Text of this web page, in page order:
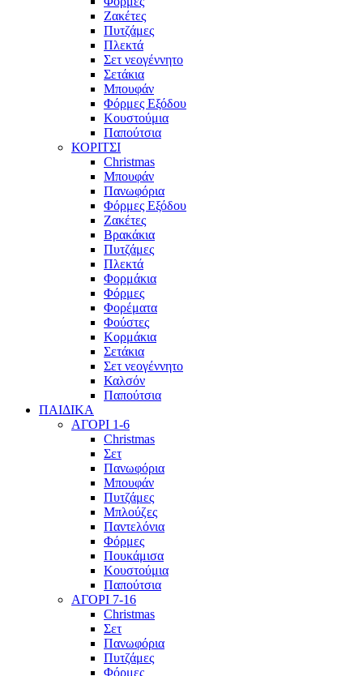
Ζακέτες
Πυτζάμες
Πλεκτά
Σετ νεογέννητο
Σετάκια
Μπουφάν
Φόρμες Εξόδου
Κουστούμια
Παπούτσια
ΚΟΡΙΤΣΙ
Christmas
Μπουφάν
Πανωφόρια
Φόρμες Εξόδου
Ζακέτες
Βρακάκια
Πυτζάμες
Πλεκτά
Φορμάκια
Φόρμες
Φορέματα
Φούστες
Κορμάκια
Σετάκια
Σετ νεογέννητο
Καλσόν
Παπούτσια
ΠΑΙΔΙΚΑ
ΑΓΟΡΙ 1-6
Christmas
Σετ
Πανωφόρια
Μπουφάν
Πυτζάμες
Μπλούζες
Παντελόνια
Φόρμες
Πουκάμισα
Κουστούμια
Παπούτσια
ΑΓΟΡΙ 7-16
Christmas
Σετ
Πανωφόρια
Πυτζάμες
Φόρμες